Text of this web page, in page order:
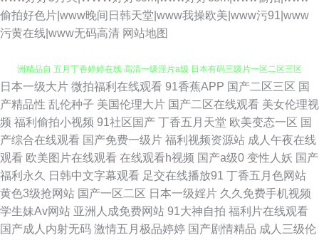
偷拍好色片|www晚间日韩天堂|www我操欧美|www污91|www
污黄在线|www无码高清 网站地图
福利电影 久久草在线视频国产一 91豆花不卡 伦理片老 亚洲偷拍天堂 国产亚
洲精品自 五月丁香婷婷在线 高清一级淫片a级 日本有码三级片一区二区三区
网站 www九九 欧美日韩国内 玖玖艹东京 久草超碰 一本到高清无码 黄瓜视
频国产在线观看 亚洲国产精品成人天堂 国产一级二级在线 五月婷婷WW 豆
花视频91 日本有码视 bt之家1lou站 欧美日韩专区 91呆哥人妻系列 啦啦啦视
日本一级大片 微拍福利在线观看 91香蕉APP 国产二区三区 国
产精品性 乱伦种子 美国伦理大片 国产二区在线观看 美女伦理视
频 福利偷拍小视频 91社区国产 丁香五月天堂 欧美变态一区 国
产综合在线观看 国产免费一级片 福利视频资源站 成人午夜在线
观看 欧美图片在线观看 在线观看h视频 国产a级0 变性人妖 国产
福利永久
日韩中文字幕观看 足交在线播放91 丁香五月色网站
黄色3级抢网站 国产一区二区 日本一级婬片 久久免费手机视频
学生妹Av网站 亚洲人成免费网站 91大神自拍 福利片在线观看
国产成人内射无码 激情五月极品婷婷 国产剧情精品 成人三级伦